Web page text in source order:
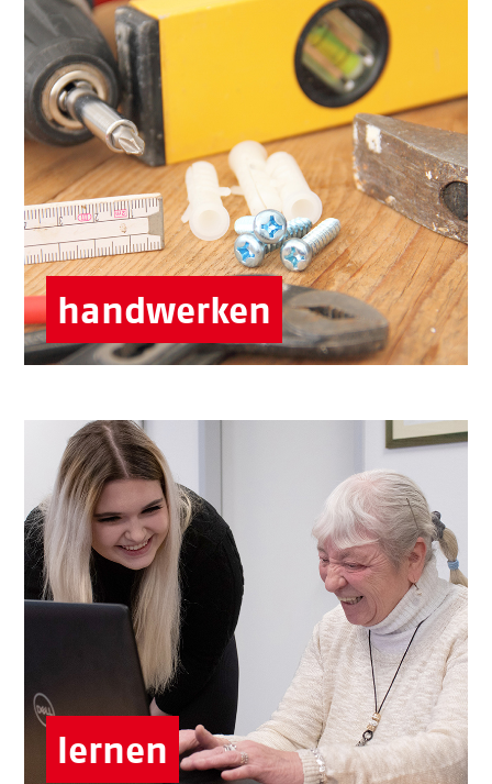
handwerken
Können Sie sich eher vorstellen
handwerklich zu helfen?
Für kleinere Reparaturen oder wieder flott
machen eines Fahrrad suchen wir
Unterstützung.
Senior:innen-Treffs
Börgerhus
lernen
Teilen Sie gern Ihr Wissen?
Dann finden Sie vielleicht in der
Hausaufgaben- oder Nachhilfe, bei der
Durchführung von Computerkursen oder als
Teil eines Sprachtandems eine Aufgabe.
Kitas & Hort
Börgerhus